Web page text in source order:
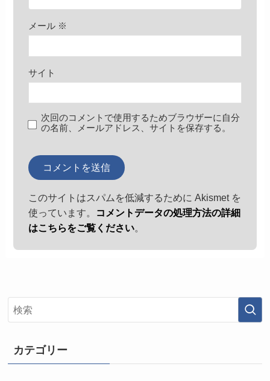
メール ※
サイト
次回のコメントで使用するためブラウザーに自分
の名前、メールアドレス、サイトを保存する。
このサイトはスパムを低減するために Akismet を
使っています。
コメントデータの処理方法の詳細
はこちらをご覧ください。
カテゴリー